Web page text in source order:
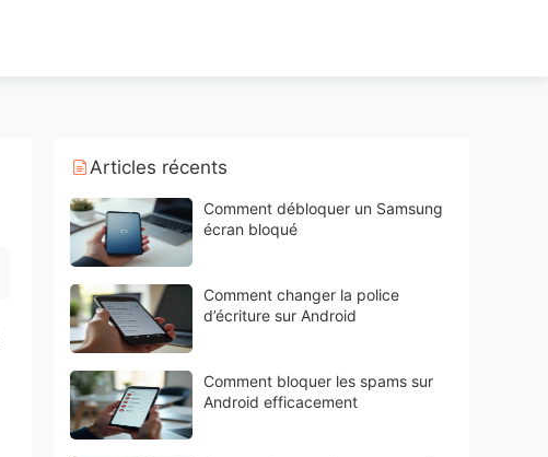
Articles récents
Comment débloquer un Samsung
écran bloqué
Comment changer la police
d’écriture sur Android
Comment bloquer les spams sur
Android efficacement